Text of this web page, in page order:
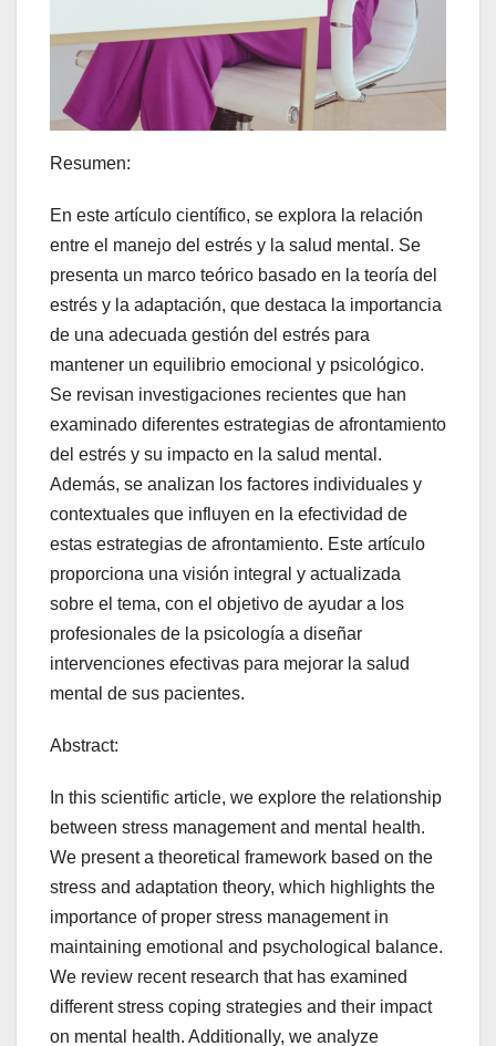
Resumen:
En este artículo científico, se explora la relación
entre el manejo del estrés y la salud mental. Se
presenta un marco teórico basado en la teoría del
estrés y la adaptación, que destaca la importancia
de una adecuada gestión del estrés para
mantener un equilibrio emocional y psicológico.
Se revisan investigaciones recientes que han
examinado diferentes estrategias de afrontamiento
del estrés y su impacto en la salud mental.
Además, se analizan los factores individuales y
contextuales que influyen en la efectividad de
estas estrategias de afrontamiento. Este artículo
proporciona una visión integral y actualizada
sobre el tema, con el objetivo de ayudar a los
profesionales de la psicología a diseñar
intervenciones efectivas para mejorar la salud
mental de sus pacientes.
Abstract:
In this scientific article, we explore the relationship
between stress management and mental health.
We present a theoretical framework based on the
stress and adaptation theory, which highlights the
importance of proper stress management in
maintaining emotional and psychological balance.
We review recent research that has examined
different stress coping strategies and their impact
on mental health. Additionally, we analyze